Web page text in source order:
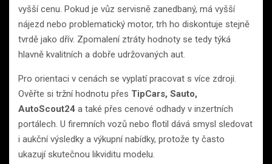
vyšší cenu. Pokud je vůz servisně zanedbaný, má vyšší
nájezd nebo problematický motor, trh ho diskontuje stejně
tvrdě jako dřív. Zpomalení ztráty hodnoty se tedy týká
hlavně kvalitních a dobře udržovaných aut.
Pro orientaci v cenách se vyplatí pracovat s více zdroji.
Ověřte si tržní hodnotu přes TipCars, Sauto,
AutoScout24 a také přes cenové odhady v inzertních
portálech. U firemních vozů nebo flotil dává smysl sledovat
i aukční výsledky a výkupní nabídky, protože ty často
ukazují skutečnou likviditu modelu.